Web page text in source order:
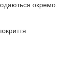
окремо.